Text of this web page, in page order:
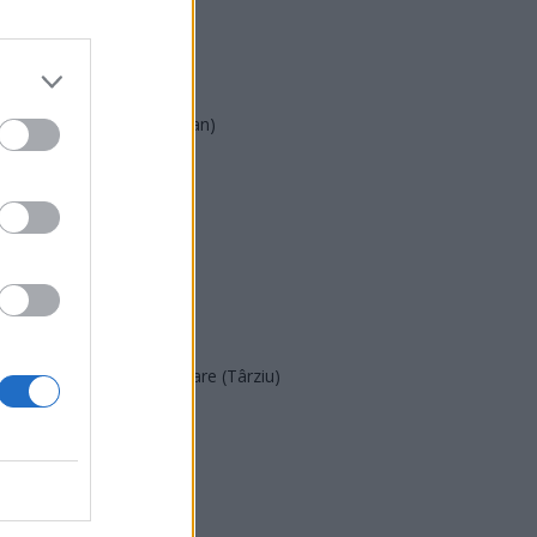
PMP (Tomac)
Forța Dreptei (L. Orban)
SENS
POT (Gavrilă)
Acțiunea Conservatoare (Târziu)
PDF (Lazarus)
PNCR (Terheș)